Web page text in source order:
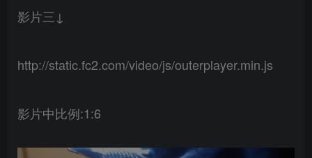
影片三↓
http://static.fc2.com/video/js/outerplayer.min.js
影片中比例:1:6